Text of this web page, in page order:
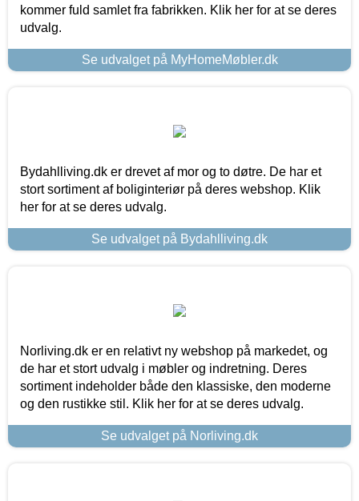
kommer fuld samlet fra fabrikken. Klik her for at se deres
udvalg.
Se udvalget på MyHomeMøbler.dk
Bydahlliving.dk er drevet af mor og to døtre. De har et
stort sortiment af boliginteriør på deres webshop. Klik
her for at se deres udvalg.
Se udvalget på Bydahlliving.dk
Norliving.dk er en relativt ny webshop på markedet, og
de har et stort udvalg i møbler og indretning. Deres
sortiment indeholder både den klassiske, den moderne
og den rustikke stil. Klik her for at se deres udvalg.
Se udvalget på Norliving.dk